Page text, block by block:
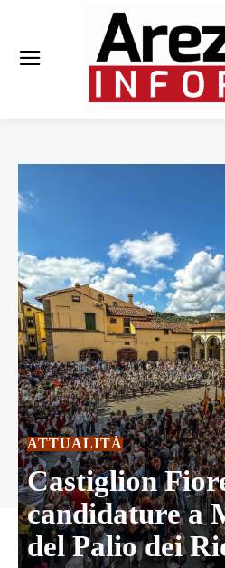
ATTUALITÀ
Castiglion
candidature a
del Palio dei